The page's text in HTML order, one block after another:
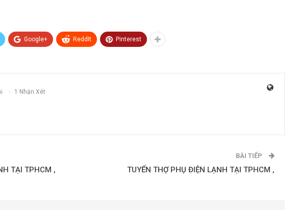
Google+ ReddIt Pinterest
1 Nhận Xét
TẠI TPHCM ,
BÀI TIẾP
TUYỂN THỢ PHỤ ĐIỆN LẠNH TẠI TPHCM ,